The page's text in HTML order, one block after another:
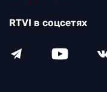
RTVI в соцсетях